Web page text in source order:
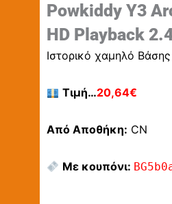
Powkiddy Y3
HD Playback
Ιστορικό χαμηλό
Τιμή…20,64€
Από Αποθήκη: CN
Με κουπόνι: